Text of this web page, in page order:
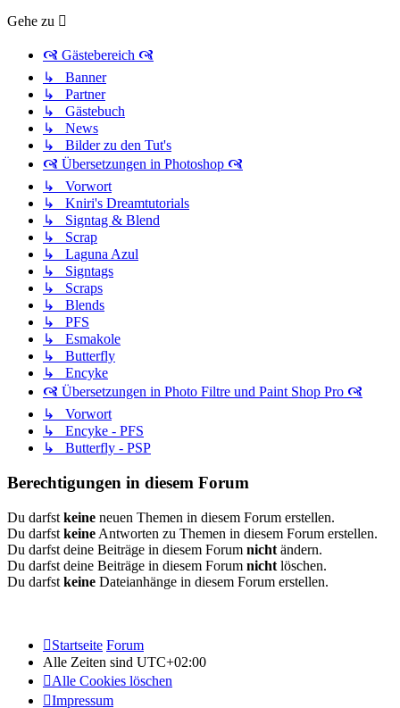
Gehe zu
🙧 Gästebereich 🙧
↳ Banner
↳ Partner
↳ Gästebuch
↳ News
↳ Bilder zu den Tut's
🙧 Übersetzungen in Photoshop 🙧
↳ Vorwort
↳ Kniri's Dreamtutorials
↳ Signtag & Blend
↳ Scrap
↳ Laguna Azul
↳ Signtags
↳ Scraps
↳ Blends
↳ PFS
↳ Esmakole
↳ Butterfly
↳ Encyke
🙧 Übersetzungen in Photo Filtre und Paint Shop Pro 🙧
↳ Vorwort
↳ Encyke - PFS
↳ Butterfly - PSP
Berechtigungen in diesem Forum
Du darfst keine neuen Themen in diesem Forum erstellen.
Du darfst keine Antworten zu Themen in diesem Forum erstellen.
Du darfst deine Beiträge in diesem Forum nicht ändern.
Du darfst deine Beiträge in diesem Forum nicht löschen.
Du darfst keine Dateianhänge in diesem Forum erstellen.
Startseite Forum
Alle Zeiten sind UTC+02:00
Alle Cookies löschen
Impressum